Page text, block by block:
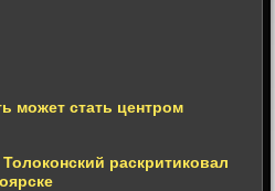
может стать центром
раскритиковал